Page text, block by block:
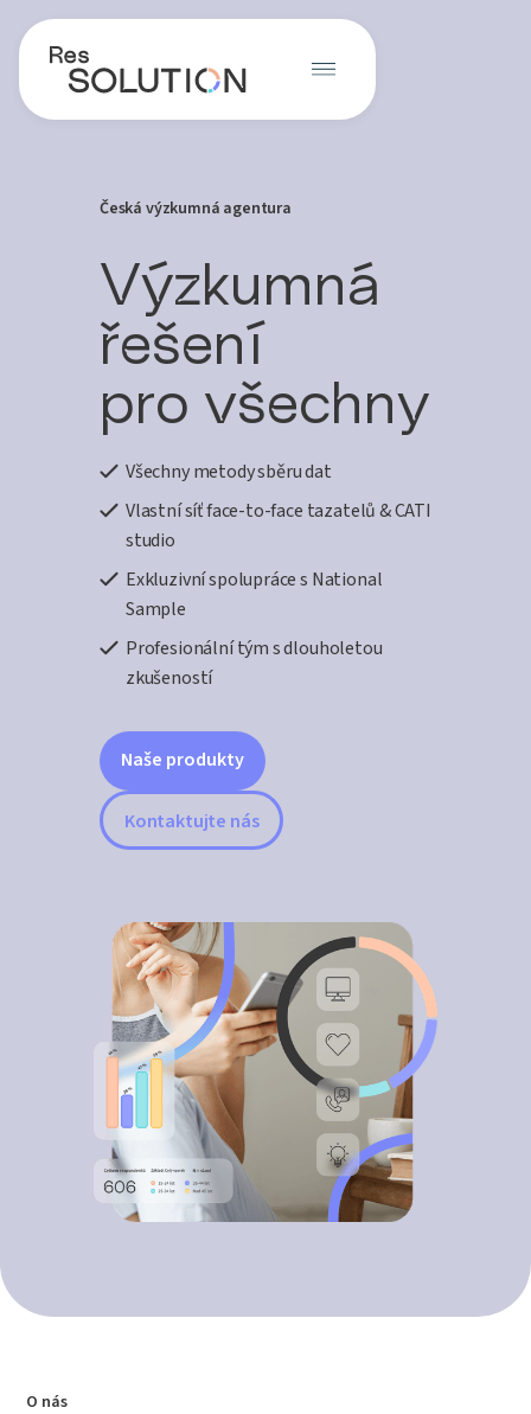
Česká výzkumná agentura
Výzkumná
řešení
pro všechny
Všechny metody sběru dat
Vlastní síť face-to-face tazatelů & CATI
studio
Exkluzivní spolupráce s National
Sample
Profesionální tým s dlouholetou
zkušeností
Naše produkty
Kontaktujte nás
O nás